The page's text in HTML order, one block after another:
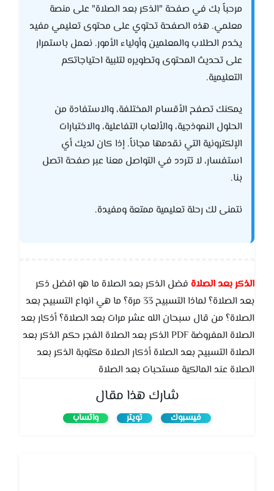
مرحباً بك في صفحة "الذكر بعد الصلاة" على منصة
معلمي. هذه الصفحة تحتوي على محتوى تعليمي مفيد
يخدم الطلاب والمعلمين وأولياء الأمور. نعمل باستمرار
على تحديث المحتوى وتطويره لتلبية احتياجاتكم
التعليمية.
يمكنك تصفح الأقسام المختلفة، والاستفادة من
الحلول النموذجية، والألعاب التفاعلية، والاختبارات
الإلكترونية التي نقدمها مجاناً. إذا كان لديك أي
استفسار، لا تتردد في التواصل معنا عبر صفحة اتصل
بنا.
نتمنى لك رحلة تعليمية ممتعة ومفيدة.
الذكر بعد الصلاة فضل الذكر بعد الصلاة ما هو افضل ذكر
بعد الصلاة؟ لماذا التسبيح 33 مرة؟ ما هي انواع التسبيح بعد
الصلاة؟ من قال سبحان الله عشر مرات بعد الصلاة؟ أذكار بعد
الصلاة المفروضة PDF الذكر بعد الصلاة الفجر حكم الذكر بعد
الصلاة التسبيح بعد الصلاة أذكار الصلاة مكتوبة الذكر بعد
الصلاة عند المالكية مستحبات بعد الصلاة
شارك هذا مقال
فيسبوك تويتر واتساب